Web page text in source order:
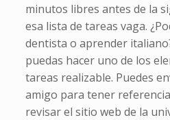
minutos libres antes de la
esa lista de tareas vaga.
dentista o aprender
puedas hacer uno de los
tareas realizable. Puedes
amigo para tener
revisar el sitio web de la